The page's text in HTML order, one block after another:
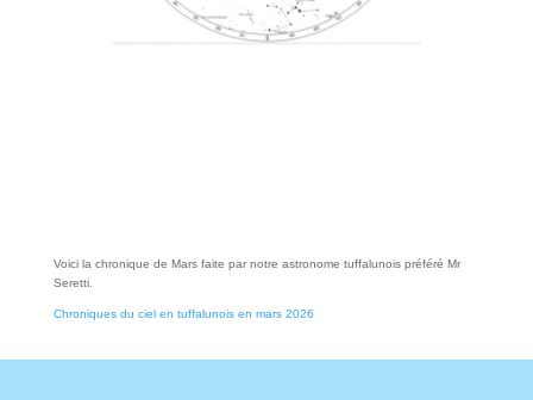
Voici la chronique de Mars faite par notre astronome tuffalunois préféré Mr
Seretti.
Chroniques du ciel en tuffalunois en mars 2026